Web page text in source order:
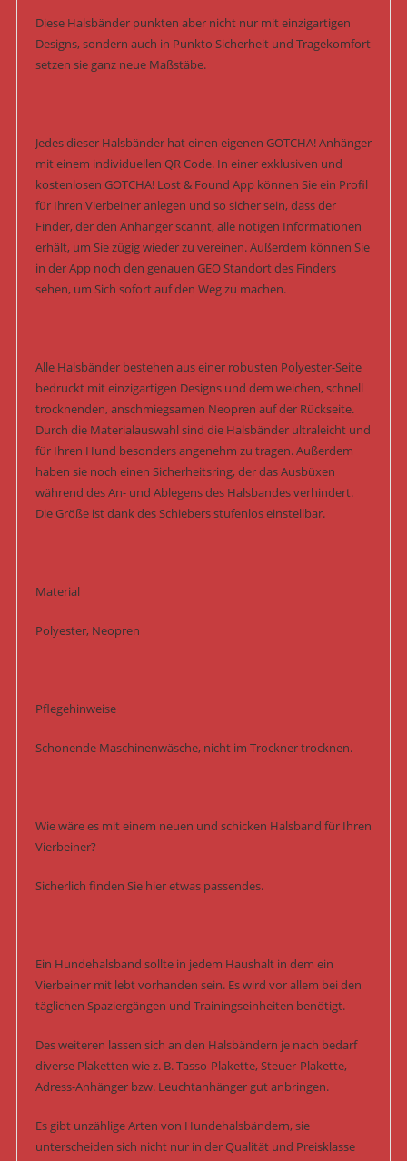
Diese Halsbänder punkten aber nicht nur mit einzigartigen
Designs, sondern auch in Punkto Sicherheit und Tragekomfort
setzen sie ganz neue Maßstäbe.
Jedes dieser Halsbänder hat einen eigenen GOTCHA! Anhänger
mit einem individuellen QR Code. In einer exklusiven und
kostenlosen GOTCHA! Lost & Found App können Sie ein Profil
für Ihren Vierbeiner anlegen und so sicher sein, dass der
Finder, der den Anhänger scannt, alle nötigen Informationen
erhält, um Sie zügig wieder zu vereinen. Außerdem können Sie
in der App noch den genauen GEO Standort des Finders
sehen, um Sich sofort auf den Weg zu machen.
Alle Halsbänder bestehen aus einer robusten Polyester-Seite
bedruckt mit einzigartigen Designs und dem weichen, schnell
trocknenden, anschmiegsamen Neopren auf der Rückseite.
Durch die Materialauswahl sind die Halsbänder ultraleicht und
für Ihren Hund besonders angenehm zu tragen. Außerdem
haben sie noch einen Sicherheitsring, der das Ausbüxen
während des An- und Ablegens des Halsbandes verhindert.
Die Größe ist dank des Schiebers stufenlos einstellbar.
Material
Polyester, Neopren
Pflegehinweise
Schonende Maschinenwäsche, nicht im Trockner trocknen.
Wie wäre es mit einem neuen und schicken Halsband für Ihren
Vierbeiner?
Sicherlich finden Sie hier etwas passendes.
Ein Hundehalsband sollte in jedem Haushalt in dem ein
Vierbeiner mit lebt vorhanden sein. Es wird vor allem bei den
täglichen Spaziergängen und Trainingseinheiten benötigt.
Des weiteren lassen sich an den Halsbändern je nach bedarf
diverse Plaketten wie z. B. Tasso-Plakette, Steuer-Plakette,
Adress-Anhänger bzw. Leuchtanhänger gut anbringen.
Es gibt unzählige Arten von Hundehalsbändern, sie
unterscheiden sich nicht nur in der Qualität und Preisklasse